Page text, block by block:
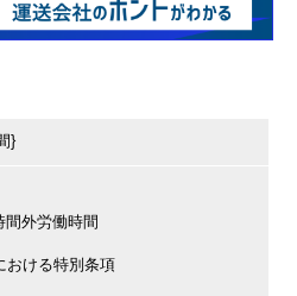
}
間外労働時間
おける特別条項